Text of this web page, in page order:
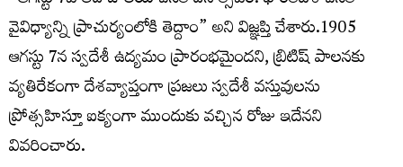
వైవిధ్యాన్ని ప్రాచుర్యంలోకి తెద్దాం” అని విజ్ఞప్తి చేశారు.1905
ఆగస్టు 7న స్వదేశీ ఉద్యమం ప్రారంభమైందని, బ్రిటిష్ పాలనకు
వ్యతిరేకంగా దేశవ్యాప్తంగా ప్రజలు స్వదేశీ వస్తువులను
ప్రోత్సహిస్తూ ఐక్యంగా ముందుకు వచ్చిన రోజు ఇదేనని
వివరించారు.